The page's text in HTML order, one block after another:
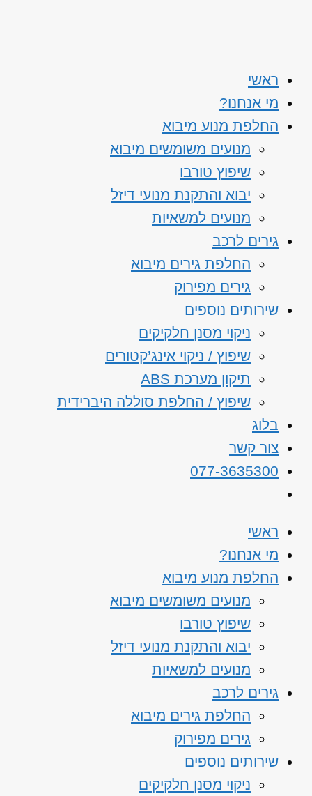
ראשי
מי אנחנו?
החלפת מנוע מיבוא
מנועים משומשים מיבוא
שיפוץ טורבו
יבוא והתקנת מנועי דיזל
מנועים למשאיות
גירים לרכב
החלפת גירים מיבוא
גירים מפירוק
שירותים נוספים
ניקוי מסנן חלקיקים
שיפוץ / ניקוי אינג’קטורים
תיקון מערכת ABS
שיפוץ / החלפת סוללה היברידית
בלוג
צור קשר
077-3635300
ראשי
מי אנחנו?
החלפת מנוע מיבוא
מנועים משומשים מיבוא
שיפוץ טורבו
יבוא והתקנת מנועי דיזל
מנועים למשאיות
גירים לרכב
החלפת גירים מיבוא
גירים מפירוק
שירותים נוספים
ניקוי מסנן חלקיקים